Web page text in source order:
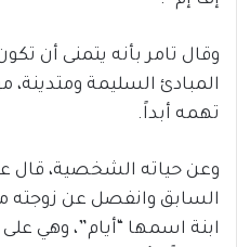
وقال تامر بأنه يتمنى أن
المبادئ السليمة ومتدينة،
تهمه أبداً.
وعن حياته الشخصية، قال
السابق وانفصل عن زوجته
ابنة اسمها “أيام”، وهي